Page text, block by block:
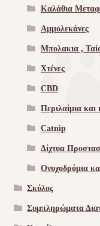
Καλάθια
Αμμολεκάνες
Μπολακια ,
Χτένες
CBD
Περιλαίμια
Catnip
Δίχτυα
Ονυχοδρόμια
Σκύλος
Συμπληρώματα